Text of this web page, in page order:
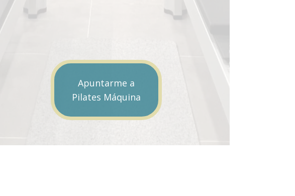
Apuntarme a
Pilates Máquina